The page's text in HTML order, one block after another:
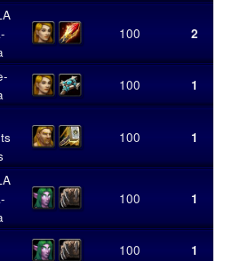
100 2
100 1
100 1
100 1
100 1